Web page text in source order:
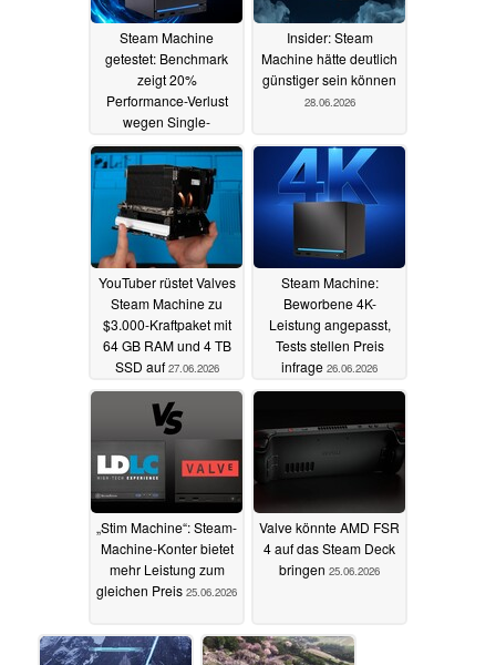
Steam Machine
getestet: Benchmark
zeigt 20%
Performance-Verlust
wegen Single-
Channel-RAM30.06.2026
Insider: Steam
Machine hätte deutlich
günstiger sein können
28.06.2026
YouTuber rüstet Valves
Steam Machine zu
$3.000-Kraftpaket mit
64 GB RAM und 4 TB
SSD auf 27.06.2026
Steam Machine:
Beworbene 4K-
Leistung angepasst,
Tests stellen Preis
infrage 26.06.2026
„Stim Machine“: Steam-
Machine-Konter bietet
mehr Leistung zum
gleichen Preis 25.06.2026
Valve könnte AMD FSR
4 auf das Steam Deck
bringen 25.06.2026